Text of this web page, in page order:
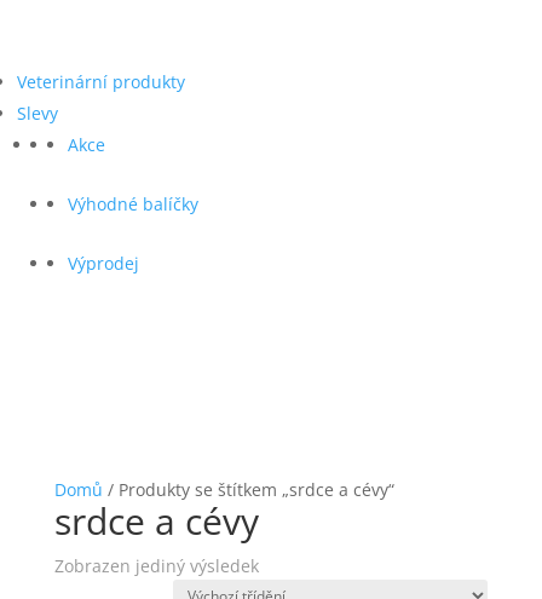
Veterinární produkty
Slevy
Akce
Výhodné balíčky
Výprodej
Domů / Produkty se štítkem „srdce a cévy“
srdce a cévy
Zobrazen jediný výsledek